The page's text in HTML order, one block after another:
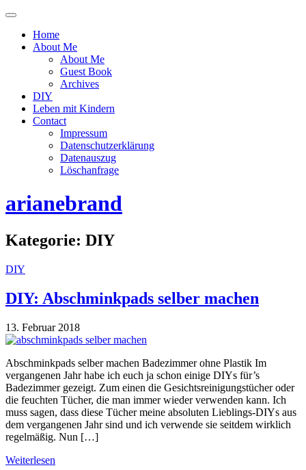
Menü
oder
ausblenden
Home
About Me
About Me
Guest Book
Archives
DIY
Leben mit Kindern
Contact
Impressum
Datenschutzerklärung
Datenauszug
Löschanfrage
arianebrand
Kategorie: DIY
DIY
DIY: Abschminkpads selber machen
13. Februar 2018
Abschminkpads selber machen Badezimmer ohne Plastik Im
vergangenen Jahr habe ich euch ja schon einige DIYs für’s
Badezimmer gezeigt. Zum einen die Gesichtsreinigungstücher oder
die feuchten Tücher, die man immer wieder verwenden kann. Ich
muss sagen, dass diese Tücher meine absoluten Lieblings-DIYs aus
dem vergangenen Jahr sind und ich verwende sie seitdem wirklich
regelmäßig. Nun […]
Weiterlesen